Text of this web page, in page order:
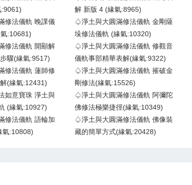
解 新版 4 (緣氣:8965)
修法儀軌 晚課儀
:10681)
♤淨土與大圓滿修法儀軌 金剛薩
垛修法儀軌 (緣氣:10320)
修法儀軌 開顯解
驟(緣氣:9517)
♤淨土與大圓滿修法儀軌 修觀音
儀軌事部精華表解(緣氣:9322)
修法儀軌 蓮師修
(緣氣:12431)
♤淨土與大圓滿修法儀軌 摧破金
剛修法(緣氣:15526)
如意寶珠 淨土與
(緣氣:10927)
♤淨土與大圓滿修法儀軌 阿彌陀
佛修法極樂捷徑(緣氣:10349)
修法儀軌 語輪加
氣:10808)
♤淨土與大圓滿修法儀軌 佛像裝
藏的簡單方式(緣氣:20428)